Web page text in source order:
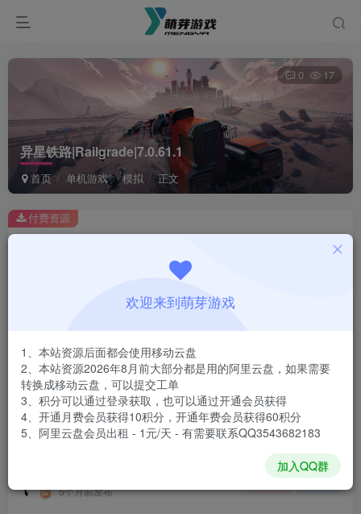
异星铁路|Railgrade|7.0.61.1
首页 单机游戏 模拟 正文
0 17
此内容为付费资源，请付费后查看
￥1
免费
登录购买
安装包大小
游戏本体大小
3.96 GB
付费资源
5个月前发布
欢迎来到萌芽游戏
1、本站资源后面都会使用移动云盘
2、本站资源2026年8月前大部分都是用的阿里云盘，如果需要
转换成移动云盘，可以提交工单
3、积分可以通过登录获取，也可以通过开通会员获得
4、开通月费会员获得10积分，开通年费会员获得60积分
5、阿里云盘会员出租 - 1元/天 - 有需要联系QQ3543682183
加入QQ群